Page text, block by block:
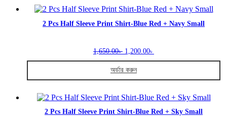
the
page
product
has
multiple
options
may
be
chosen
the
page
2 Pcs Half Sleeve Print Shirt-Blue Red + Navy Small
1,650.00৳ Original
price
was:
1,650.00৳ .
1,200.00৳
price
1,200.00৳ .
অর্ডার করুন
product
has
multiple
2 Pcs Half Sleeve Print Shirt-Blue Red + Sky Small